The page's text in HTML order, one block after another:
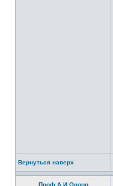
Вернуться наверх
Проф.А.И.Орлов